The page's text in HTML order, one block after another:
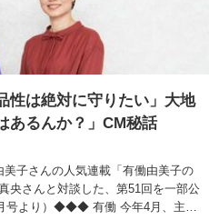
性は絶対に守りたい」大地
あるんか？」CM秘話
子さんの人気連載「有働由美子の
央さんと対談した、第51回を一部公
号より）◆◆◆ 有働 今年4月、主